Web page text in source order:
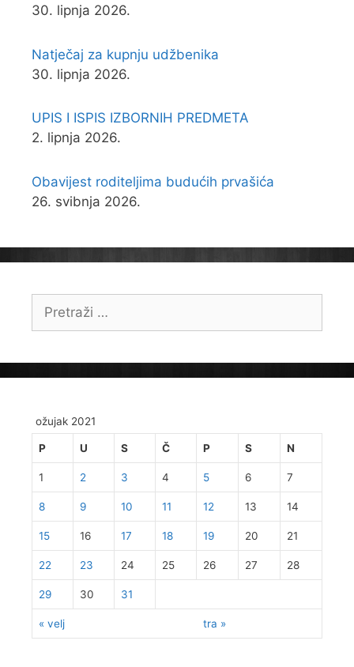
30. lipnja 2026.
Natječaj za kupnju udžbenika
30. lipnja 2026.
UPIS I ISPIS IZBORNIH PREDMETA
2. lipnja 2026.
Obavijest roditeljima budućih prvašića
26. svibnja 2026.
ožujak 2021
P U S Č P S N
« velj tra »
1 2 3 4 5 6 7
8 9 10 11 12 13 14
15 16 17 18 19 20 21
22 23 24 25 26 27 28
29 30 31